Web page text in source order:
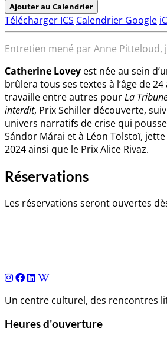
Ajouter au Calendrier
Télécharger ICS Calendrier Google
Entretien mené par Anne Pitteloud,
Catherine Lovey est née au sein
brûlera tous ses textes à l’âge de
travaille entre autres pourLa
interdit, Prix Schiller découverte,
univers narratifs de crise qui
Sándor Márai et à Léon Tolstoï,
2024 ainsi que le Prix Alice Rivaz.
Réservations
Les réservations seront ouvertes
Un centre culturel, des rencontres
Heures d'ouverture